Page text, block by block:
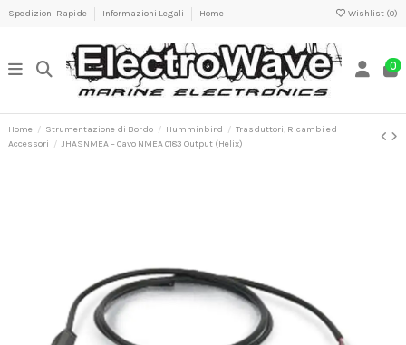
Spedizioni Rapide Informazioni Legali Home Wishlist (0)
0
Home Strumentazione di Bordo Humminbird
Trasduttori, Ricambi ed
Accessori
JHASNMEA – Cavo NMEA 0183 Output (Helix)